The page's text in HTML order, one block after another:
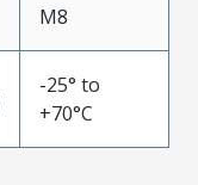
M8
-25° to
+70°C